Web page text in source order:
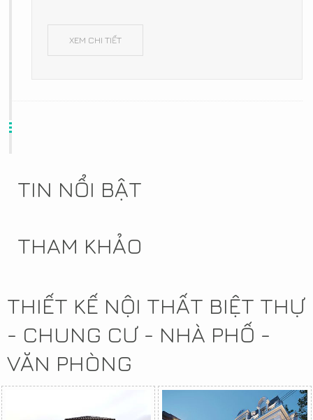
XEM CHI TIẾT
TIN NỔI BẬT
THAM KHẢO
THIẾT KẾ NỘI THẤT BIỆT THỰ
- CHUNG CƯ - NHÀ PHỐ -
VĂN PHÒNG